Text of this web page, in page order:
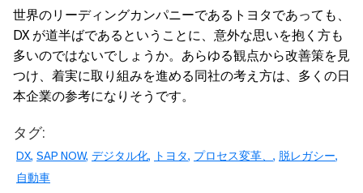
世界のリーディングカンパニーであるトヨタであっても、
DX が道半ばであるということに、意外な思いを抱く方も
多いのではないでしょうか。あらゆる観点から改善策を見
つけ、着実に取り組みを進める同社の考え方は、多くの日
本企業の参考になりそうです。
タグ:
DX SAP NOW デジタル化 トヨタ プロセス変革、
脱レガシー
自動車